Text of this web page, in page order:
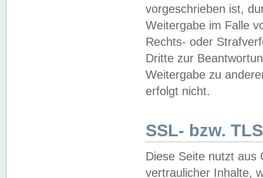
vorgeschrieben ist,
Weitergabe im Falle
Rechts- oder
Dritte zur
Weitergabe zu
erfolgt nicht.
SSL- bzw.
Diese Seite nutzt aus
vertraulicher Inhalte,